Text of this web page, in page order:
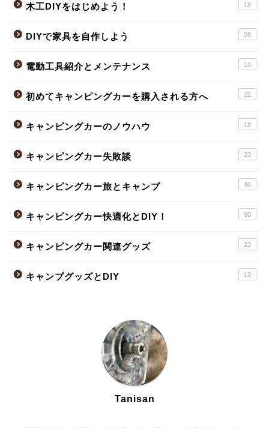
木工DIYをはじめよう！ 19
DIYで家具を自作しよう 59
電動工具紹介とメンテナンス 16
初めてキャンピングカーを購入される方へ 22
キャンピングカーのノウハウ 18
キャンピングカー失敗談 23
キャンピングカー旅とキャンプ 46
キャンピングカー快適化とDIY！ 90
キャンピングカー関連グッズ 23
キャンプグッズとDIY 10
Tanisan